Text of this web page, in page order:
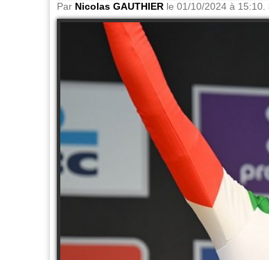
Par Nicolas GAUTHIER le 01/10/2024 à 15:10.